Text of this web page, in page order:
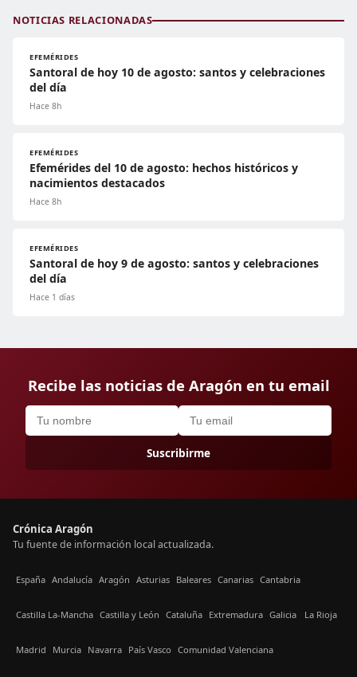
NOTICIAS RELACIONADAS
EFEMÉRIDES
Santoral de hoy 10 de agosto: santos y celebraciones
del día
Hace 8h
EFEMÉRIDES
Efemérides del 10 de agosto: hechos históricos y
nacimientos destacados
Hace 8h
EFEMÉRIDES
Santoral de hoy 9 de agosto: santos y celebraciones
del día
Hace 1 días
Recibe las noticias de Aragón en tu email
Suscribirme
Crónica Aragón
Tu fuente de información local actualizada.
España Andalucía Aragón Asturias Baleares Canarias Cantabria
Castilla La-Mancha Castilla y León Cataluña Extremadura Galicia La Rioja
Madrid Murcia Navarra País Vasco Comunidad Valenciana